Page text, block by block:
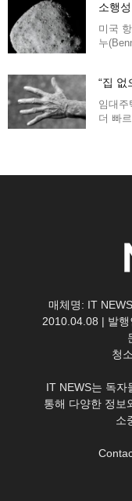
소행
미국
누
“집 없
임대
더 빠
매체명: IT
2010.04.08 | 발
청
IT NEWS는 독자
통해 다양한 정보
소